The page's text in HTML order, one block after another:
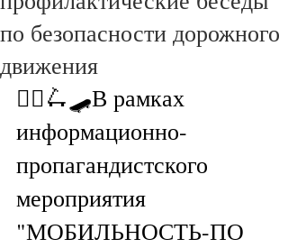
по безопасности дорожного
движения
🚴‍♀🛴🛹В рамках
информационно-
пропагандистского
мероприятия
"МОБИЛЬНОСТЬ-ПО